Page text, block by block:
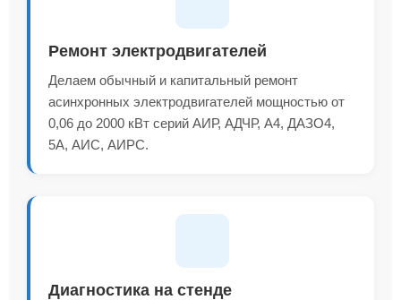
Ремонт электродвигателей
Делаем обычный и капитальный ремонт
асинхронных электродвигателей мощностью от
0,06 до 2000 кВт серий АИР, АДЧР, А4, ДАЗО4,
5А, АИС, АИРС.
Диагностика на стенде